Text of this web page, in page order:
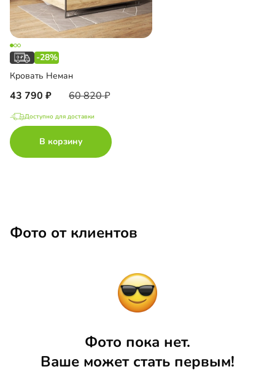
-28%
Кровать Неман
43 790 60 820
Доступно для доставки
В корзину
Фото от клиентов
Фото пока нет.
Ваше может стать первым!